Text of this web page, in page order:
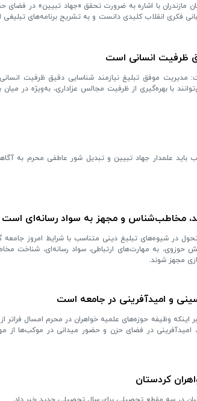
مازندران با اشاره به ضرورت تحقق «جهاد تبیین» در
فکری انقلاب کلیدی دانست و به تشریح برنامه‌های تبلیغی
ظرفیت انسانی است
مدیریت موفق تبلیغ نیازمند شناسایی دقیق ظرفیت
با بهره‌گیری از ظرفیت مجالس عزاداری، به‌ویژه در میان
علمدار جهاد تبیین و تبدیل شور عاطفی محرم به
مخاطب‌شناس و مجهز به سواد رسانه‌ای است
در شیوه‌های تبلیغ دینی متناسب با شرایط امروز
حوزوی، به مهارت‌های ارتباطی، سواد رسانه‌ای، شناخت
مجهز شوند.
و امیدآفرینی در جامعه است
وظیفه حوزه‌های علمیه خواهران در محرم امسال فراتر
امیدآفرینی در فضای حزن و حضور میدانی در موکب‌ها از
کردستان